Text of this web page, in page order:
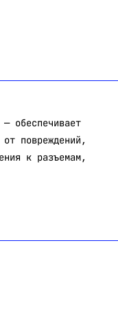
обеспечивает
повреждений,
к разъемам,